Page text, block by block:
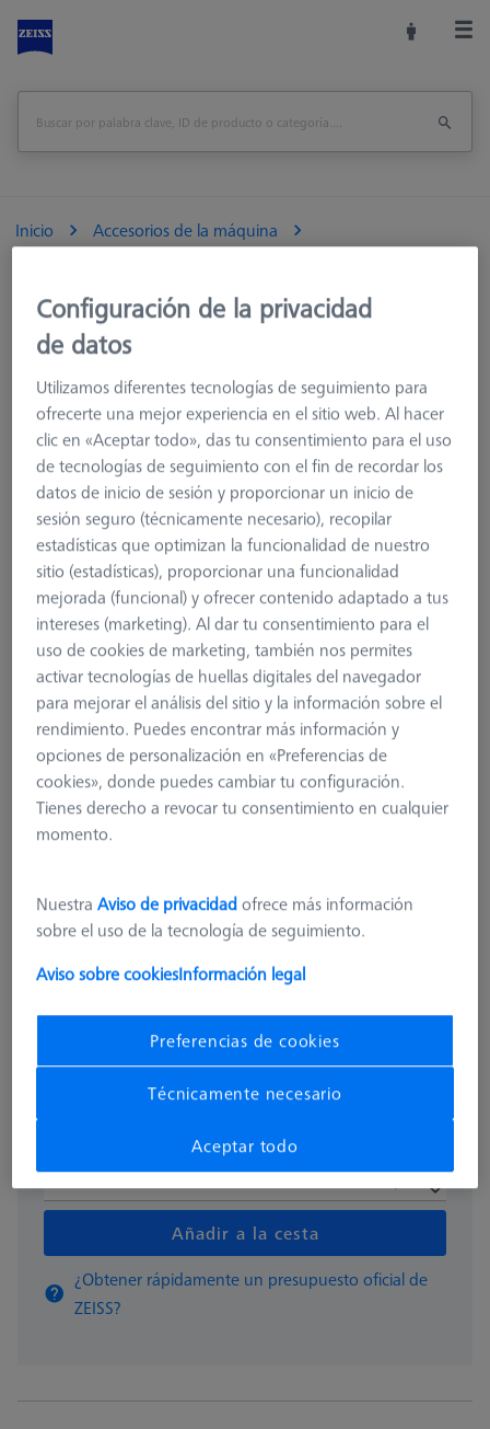
Inicio
Accesorios de la máquina
Racks de Sensores
Bastidores de sensores
MSR 2.0
Multi-Sensor-Rack (MSR) 2.0
Imprimir página
Multi-Sensor-Rack (MSR) 2.0
162,40 € más el IVA
pzas
Añadir a la cesta
¿Obtener rápidamente un presupuesto oficial de
ZEISS?
Configuración de la privacidad
de datos
Utilizamos diferentes tecnologías de seguimiento para
ofrecerte una mejor experiencia en el sitio web. Al hacer
clic en «Aceptar todo», das tu consentimiento para el uso
de tecnologías de seguimiento con el fin de recordar los
datos de inicio de sesión y proporcionar un inicio de
sesión seguro (técnicamente necesario), recopilar
estadísticas que optimizan la funcionalidad de nuestro
sitio (estadísticas), proporcionar una funcionalidad
mejorada (funcional) y ofrecer contenido adaptado a tus
intereses (marketing). Al dar tu consentimiento para el
uso de cookies de marketing, también nos permites
activar tecnologías de huellas digitales del navegador
para mejorar el análisis del sitio y la información sobre el
rendimiento. Puedes encontrar más información y
opciones de personalización en «Preferencias de
cookies», donde puedes cambiar tu configuración.
Tienes derecho a revocar tu consentimiento en cualquier
momento.
NuestraAviso de privacidadofrece más información
sobre el uso de la tecnología de seguimiento.
Aviso sobre cookiesInformación legal
Preferencias de cookies
Técnicamente necesario
Aceptar todo